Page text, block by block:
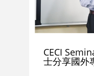
CECI
士分享國外